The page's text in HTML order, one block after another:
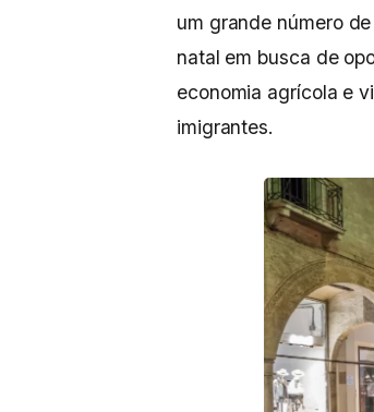
um grande número
natal em busca de
economia agrícola e
imigrantes.